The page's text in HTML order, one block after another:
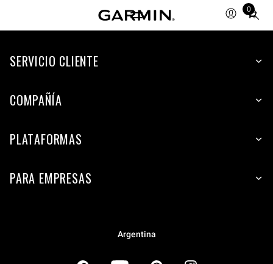
0
Total
items
cart:
SERVICIO CLIENTE
COMPAÑÍA
PLATAFORMAS
PARA EMPRESAS
Argentina